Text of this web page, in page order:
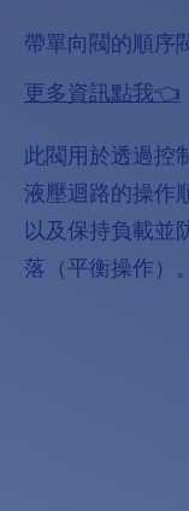
帶單向閥的順序
更多資訊點我👈
此閥用於透過控
液壓迴路的操作
以及保持負載並
落（平衡操作）。